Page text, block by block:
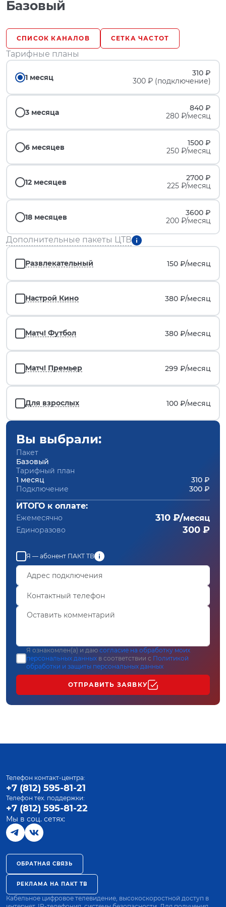
Базовый
СПИСОК КАНАЛОВ СЕТКА ЧАСТОТ
Тарифные планы
1 месяц
310 ₽
300 ₽ (подключение)
3 месяца
840 ₽
280 ₽/месяц
6 месяцев
1500 ₽
250 ₽/месяц
12 месяцев
2700 ₽
225 ₽/месяц
18 месяцев
3600 ₽
200 ₽/месяц
Дополнительные пакеты ЦТВ
Развлекательный 150 ₽/месяц
Настрой Кино 380 ₽/месяц
Матч! Футбол 380 ₽/месяц
Матч! Премьер 299 ₽/месяц
Для взрослых 100 ₽/месяц
Вы выбрали:
Пакет
Базовый
Тарифный план
1 месяц
310 ₽
Подключение
300 ₽
ИТОГО к оплате:
Ежемесячно 310 ₽/месяц
Единоразово 300 ₽
Я — абонент ПАКТ ТВ
Я ознакомлен(а) и даю согласие на обработку моих
персональных данных в соответствии с Политикой
обработки и защиты персональных данных
ОТПРАВИТЬ ЗАЯВКУ
Телефон контакт-центра:
+7 (812) 595-81-21
Телефон тех. поддержки:
+7 (812) 595-81-22
Мы в соц. сетях:
ОБРАТНАЯ СВЯЗЬ
РЕКЛАМА НА ПАКТ ТВ
Кабельное цифровое телевидение, высокоскоростной доступ в